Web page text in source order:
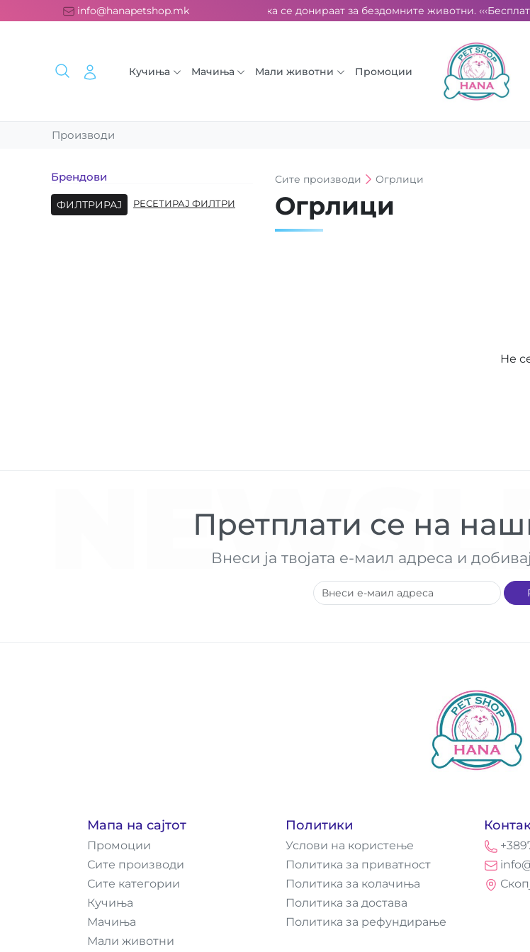
info@hanapetshop.mk
испорака над 2000 ден. ››› 2% од секоја сметка се донираат за бездомните животни. ‹‹‹
Кучиња Мачиња Мали животни Промоции
Производи
Брендови
ФИЛТРИРАЈ РЕСЕТИРАЈ ФИЛТРИ
Сите производи Огрлици
Огрлици
Не
Претплати се на
Внеси ја твојата е-маил адреса и
Мапа на сајтот
Промоции
Сите производи
Сите категории
Кучиња
Мачиња
Мали животни
Политики
Услови на користење
Политика за приватност
Политика за колачиња
Политика за достава
Политика за рефундирање